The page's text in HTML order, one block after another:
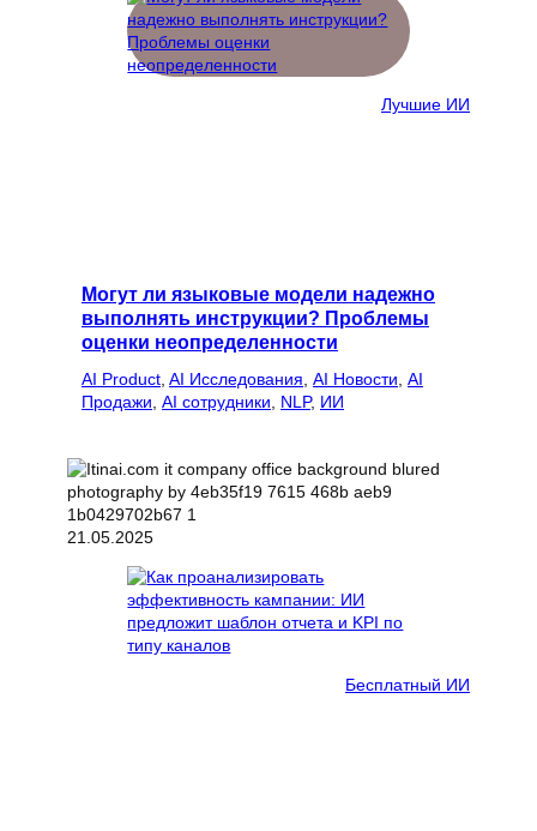
Лучшие ИИ
Могут ли языковые модели надежно
выполнять инструкции? Проблемы
оценки неопределенности
AI Product AI Исследования AI Новости AI
Продажи AI сотрудники NLP, ИИ
21.05.2025
Бесплатный ИИ